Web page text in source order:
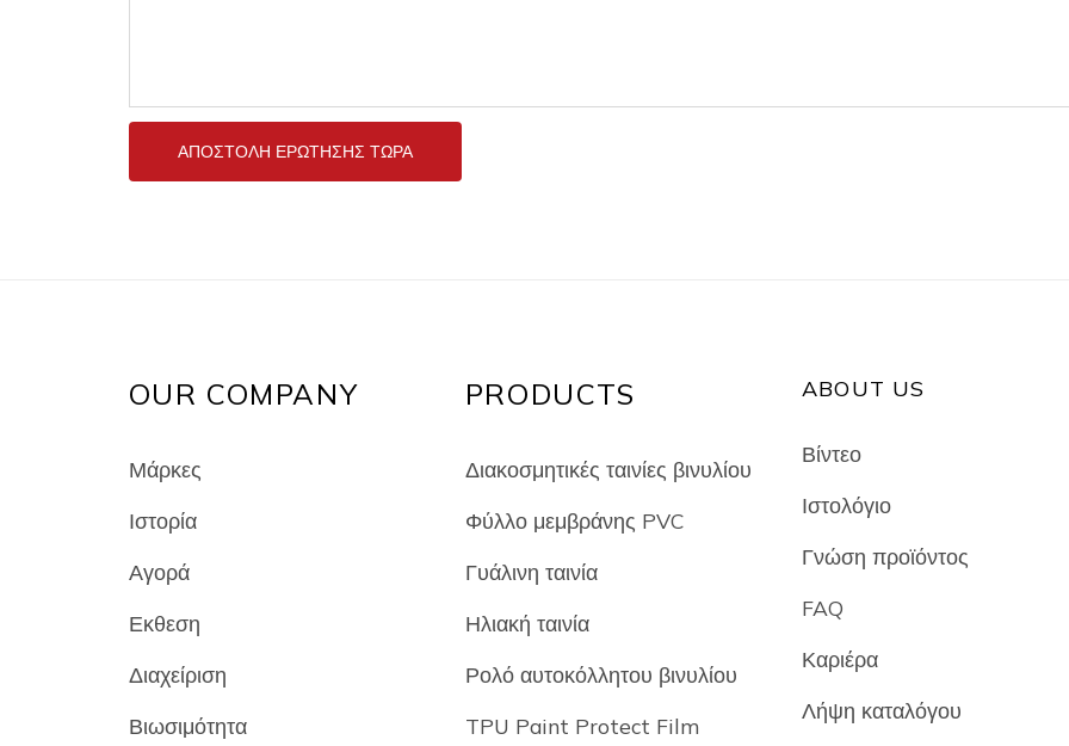
ΑΠΟΣΤΟΛΉ ΕΡΏΤΗΣΗΣ ΤΏΡΑ
OUR COMPANY
Μάρκες
Ιστορία
Αγορά
Εκθεση
Διαχείριση
Βιωσιμότητα
PRODUCTS
Διακοσμητικές ταινίες βινυλίου
Φύλλο μεμβράνης PVC
Γυάλινη ταινία
Ηλιακή ταινία
Ρολό αυτοκόλλητου βινυλίου
TPU Paint Protect Film
ABOUT US
Βίντεο
Ιστολόγιο
Γνώση προϊόντος
FAQ
Καριέρα
Λήψη καταλόγου